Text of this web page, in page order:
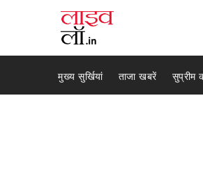
मुख्य सुर्खियां ताजा खबरें सुप्रीम